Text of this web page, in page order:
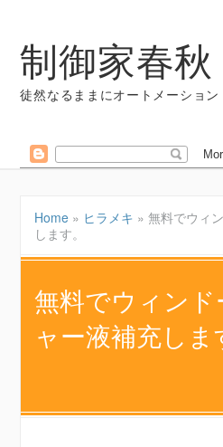
制御家春秋
徒然なるままにオートメーション
Home » ヒラメキ »無料でウィ
します。
無料でウィン
ャー液補充しま